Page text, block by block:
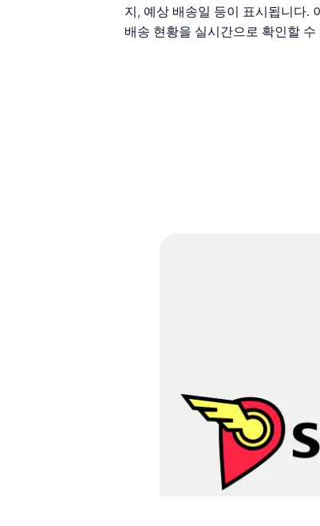
지, 예상 배송일 등이 표시됩니다.
배송 현황을 실시간으로 확인할 수